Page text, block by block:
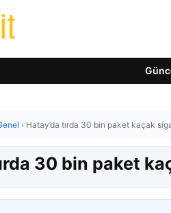
› Hatay’da tırda 30 bin paket kaçak
30 bin paket